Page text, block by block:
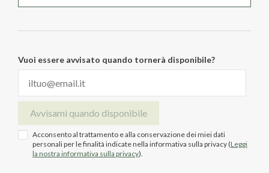
Vuoi essere avvisato quando tornerà disponibile?
Avvisami quando disponibile
Acconsento al trattamento e alla conservazione dei miei dati
personali per le finalità indicate nella informativa sulla privacy (Leggi
la nostra informativa sulla privacy).